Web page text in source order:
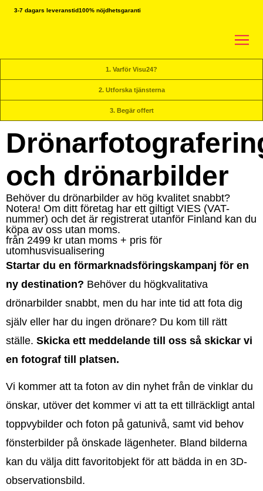
3-7 dagars leveranstid100% nöjdhetsgaranti
1. Varför Visu24?
2. Utforska tjänsterna
3. Begär offert
och drönarbilder
Behöver du drönarbilder av hög kvalitet snabbt?
Notera! Om ditt företag har ett giltigt VIES (VAT-
nummer) och det är registrerat utanför Finland kan du
köpa av oss utan moms.
från 2499 kr utan moms + pris för
utomhusvisualisering
Startar du en förmarknadsföringskampanj för en
ny destination? Behöver du högkvalitativa
drönarbilder snabbt, men du har inte tid att fota dig
själv eller har du ingen drönare? Du kom till rätt
ställe. Skicka ett meddelande till oss så skickar vi
en fotograf till platsen.
Vi kommer att ta foton av din nyhet från de vinklar du
önskar, utöver det kommer vi att ta ett tillräckligt antal
toppvybilder och foton på gatunivå, samt vid behov
fönsterbilder på önskade lägenheter. Bland bilderna
kan du välja ditt favoritobjekt för att bädda in en 3D-
observationsbild.